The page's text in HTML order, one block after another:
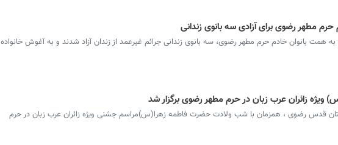
بانوان خادم حرم مطهر رضوی، سه بانوی زندانی جرائم غیرعمد از زندان آزاد شدند و به آغوش خانواده
زائران عرب زبان در حرم مطهر رضوی برگزار شد
قدس رضوی ، همزمان با شب ولادت حضرت فاطمه زهرا(س)مراسم جشنی ویژه زائران عرب زبان در حرم